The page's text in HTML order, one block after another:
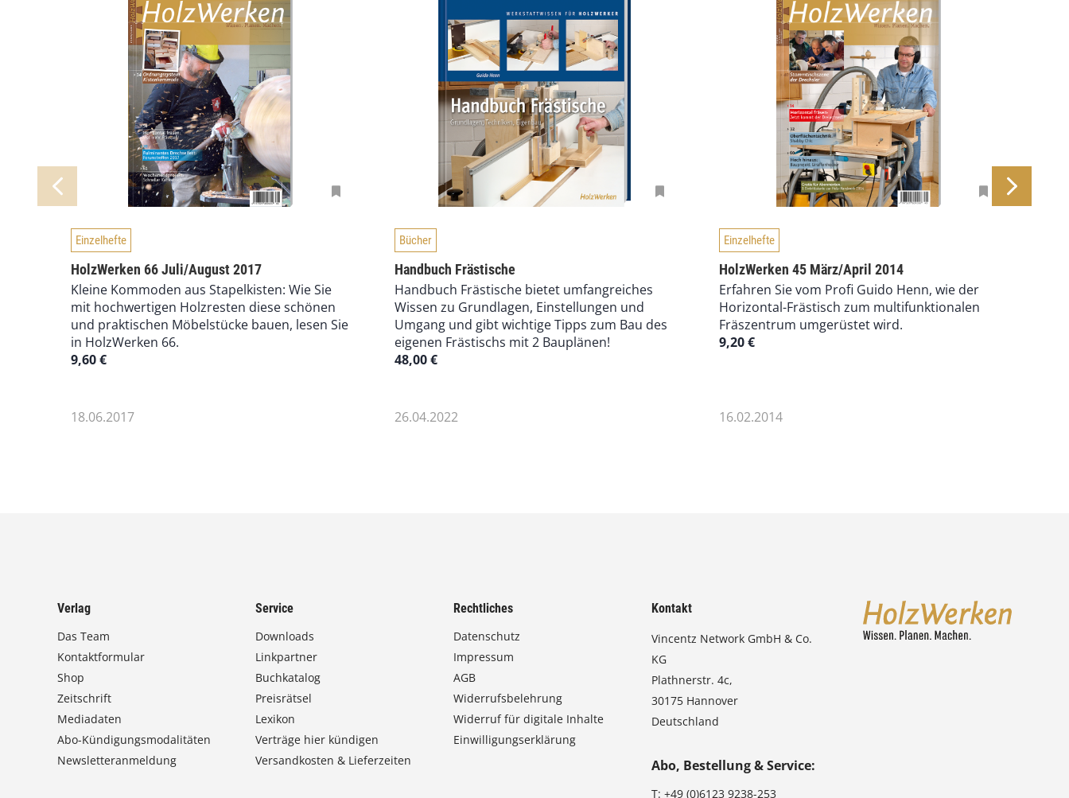
Einzelhefte
HolzWerken 66 Juli/August 2017
Kleine Kommoden aus Stapelkisten: Wie Sie
mit hochwertigen Holzresten diese schönen
und praktischen Möbelstücke bauen, lesen Sie
in HolzWerken 66.
9,60€
18.06.2017
Bücher
Handbuch Frästische
Handbuch Frästische bietet umfangreiches
Wissen zu Grundlagen, Einstellungen und
Umgang und gibt wichtige Tipps zum Bau des
eigenen Frästischs mit 2 Bauplänen!
48,00€
26.04.2022
Einzelhefte
HolzWerken 45 März/April 2014
Erfahren Sie vom Profi Guido Henn, wie der
Horizontal-Frästisch zum multifunktionalen
Fräszentrum umgerüstet wird.
9,20€
16.02.2014
Verlag
Das Team
Kontaktformular
Shop
Zeitschrift
Mediadaten
Abo-Kündigungsmodalitäten
Newsletteranmeldung
Service
Downloads
Linkpartner
Buchkatalog
Preisrätsel
Lexikon
Verträge hier kündigen
Versandkosten & Lieferzeiten
Rechtliches
Datenschutz
Impressum
AGB
Widerrufsbelehrung
Widerruf für digitale Inhalte
Einwilligungserklärung
Kontakt
Vincentz Network GmbH & Co.
KG
Plathnerstr. 4c,
30175 Hannover
Deutschland
Abo, Bestellung & Service:
T:+49 (0)6123 9238-253